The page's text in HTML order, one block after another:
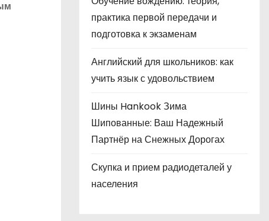
практика первой передачи и
подготовка к экзаменам
Английский для школьников: как
учить язык с удовольствием
Шины Hankook Зима
Шипованные: Ваш Надежный
Партнёр на Снежных Дорогах
Скупка и прием радиодеталей у
населения